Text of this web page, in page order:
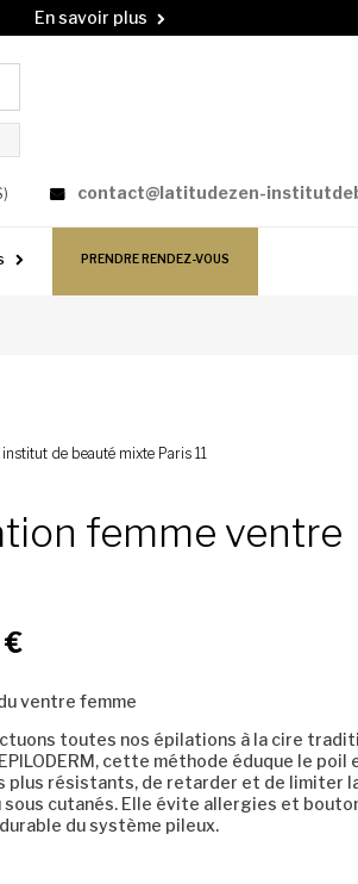
En savoir plus
contact@latitudezen-
PRENDRE RENDEZ-VOUS
de beauté mixte Paris 11
femme ventre
ventre femme
toutes nos épilations à la cire
cette méthode éduque le
plus résistants, de retarder et de limiter
sous cutanés. Elle évite allergies et
du système pileux.